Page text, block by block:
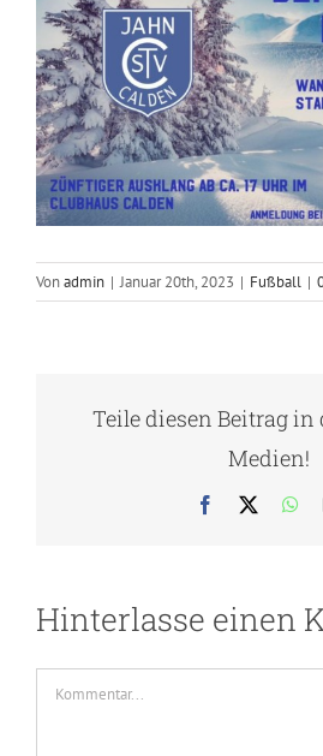
Vonadmin | Januar 20th, 2023 | Fußball |
Teile diesen Beitrag in
Medien!
Facebook
Hinterlasse einen
Kommentar